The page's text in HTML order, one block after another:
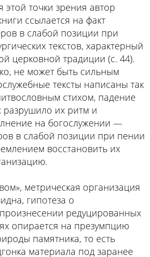
точки зрения автор
ссылается на факт
в слабой позиции при
текстов, характерный
церковной традиции (с. 44).
не может быть сильным
тексты написаны так
стихом, падение
их ритм и
на богослужении —
в слабой позиции при пении
восстановить их
метрическая организация
гипотеза о
редуцированных
опирается на презумпцию
памятника, то есть
материала под заранее